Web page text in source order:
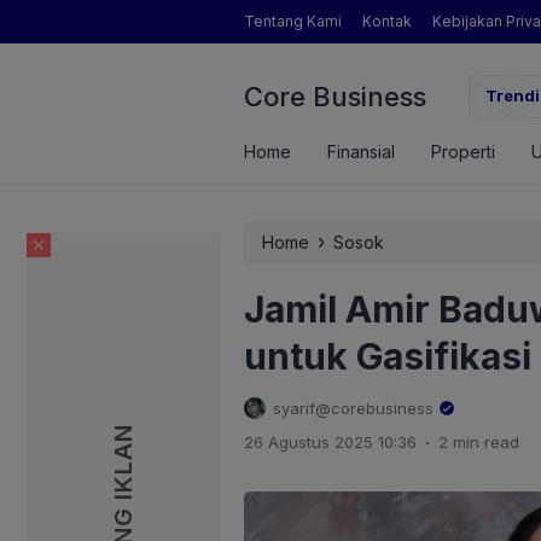
Tentang Kami Kontak Kebijakan
Core Business
Pertanian yang Dimaksud Mentan Amran?
Home Finansial Properti
Home › Sosok
Jamil Amir
untuk Gasifikasi
syarif@corebusiness
26 Agustus 2025 10:36 . 2 min read